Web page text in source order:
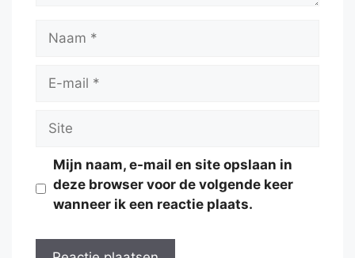
Naam
Site
Mijn naam, e-mail en site opslaan in
deze browser voor de volgende keer
wanneer ik een reactie plaats.